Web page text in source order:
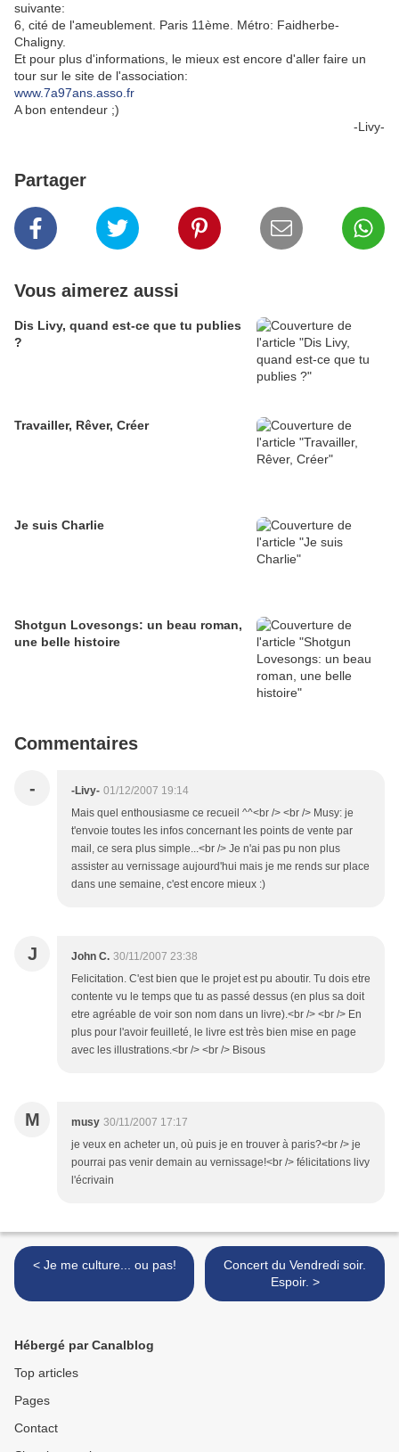
suivante:
6, cité de l'ameublement. Paris 11ème. Métro: Faidherbe-
Chaligny.
Et pour plus d'informations, le mieux est encore d'aller faire un
tour sur le site de l'association:
www.7a97ans.asso.fr
A bon entendeur ;)
-Livy-
Partager
Vous aimerez aussi
Dis Livy, quand est-ce que tu publies
?
Travailler, Rêver, Créer
Je suis Charlie
Shotgun Lovesongs: un beau roman,
une belle histoire
Commentaires
- -Livy- 01/12/2007 19:14
Mais quel enthousiasme ce recueil ^^<br /> <br /> Musy: je
t'envoie toutes les infos concernant les points de vente par
mail, ce sera plus simple...<br /> Je n'ai pas pu non plus
assister au vernissage aujourd'hui mais je me rends sur place
dans une semaine, c'est encore mieux :)
J John C. 30/11/2007 23:38
Felicitation. C'est bien que le projet est pu aboutir. Tu dois etre
contente vu le temps que tu as passé dessus (en plus sa doit
etre agréable de voir son nom dans un livre).<br /> <br /> En
plus pour l'avoir feuilleté, le livre est très bien mise en page
avec les illustrations.<br /> <br /> Bisous
M musy 30/11/2007 17:17
je veux en acheter un, où puis je en trouver à paris?<br /> je
pourrai pas venir demain au vernissage!<br /> félicitations livy
l'écrivain
< Je me culture... ou pas!
Concert du Vendredi soir.
Espoir. >
Hébergé par Canalblog
Top articles
Pages
Contact